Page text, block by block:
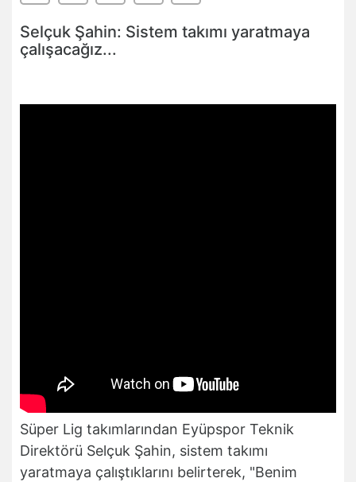
Selçuk Şahin: Sistem takımı yaratmaya
çalışacağız...
Süper Lig takımlarından Eyüpspor Teknik
Direktörü Selçuk Şahin, sistem takımı
yaratmaya çalıştıklarını belirterek, "Benim